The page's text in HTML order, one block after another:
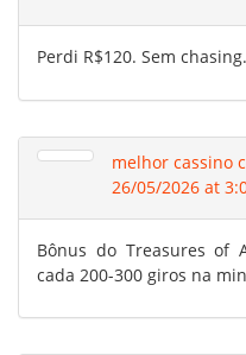
Perdi R$120. Sem chasing.
melhor cassino
26/05/2026 at
Bônus do Treasures of
cada 200-300 giros na